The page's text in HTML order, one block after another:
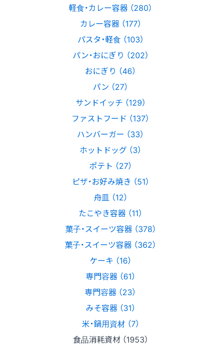
軽食・カレー容器 （280）
カレー容器 （177）
パスタ・軽食 （103）
パン・おにぎり （202）
おにぎり （46）
パン （27）
サンドイッチ （129）
ファストフード （137）
ハンバーガー （33）
ホットドッグ （3）
ポテト （27）
ピザ・お好み焼き （51）
舟皿 （12）
たこやき容器 （11）
菓子・スイーツ容器 （378）
菓子・スイーツ容器 （362）
ケーキ （16）
専門容器 （61）
専門容器 （23）
みそ容器 （31）
米・鍋用資材 （7）
食品消耗資材 （1953）